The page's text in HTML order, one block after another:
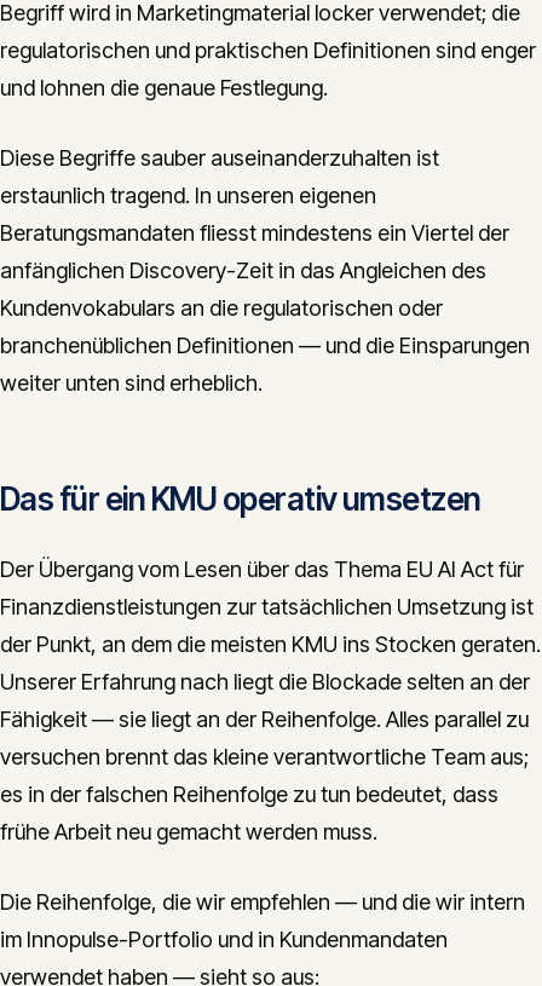
Begriff wird in Marketingmaterial locker verwendet; die
regulatorischen und praktischen Definitionen sind enger
und lohnen die genaue Festlegung.
Diese Begriffe sauber auseinanderzuhalten ist
erstaunlich tragend. In unseren eigenen
Beratungsmandaten fliesst mindestens ein Viertel der
anfänglichen Discovery-Zeit in das Angleichen des
Kundenvokabulars an die regulatorischen oder
branchenüblichen Definitionen — und die Einsparungen
weiter unten sind erheblich.
Das für ein KMU operativ umsetzen
Der Übergang vom Lesen über das Thema EU AI Act für
Finanzdienstleistungen zur tatsächlichen Umsetzung ist
der Punkt, an dem die meisten KMU ins Stocken geraten.
Unserer Erfahrung nach liegt die Blockade selten an der
Fähigkeit — sie liegt an der Reihenfolge. Alles parallel zu
versuchen brennt das kleine verantwortliche Team aus;
es in der falschen Reihenfolge zu tun bedeutet, dass
frühe Arbeit neu gemacht werden muss.
Die Reihenfolge, die wir empfehlen — und die wir intern
im Innopulse-Portfolio und in Kundenmandaten
verwendet haben — sieht so aus: